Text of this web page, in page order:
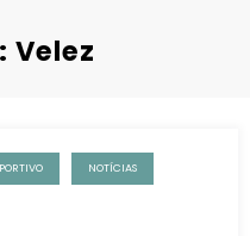
Velez
NOTÍCIAS